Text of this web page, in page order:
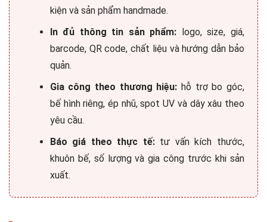
kiện và sản phẩm handmade.
In đủ thông tin sản phẩm: logo, size, giá,
barcode, QR code, chất liệu và hướng dẫn bảo
quản.
Gia công theo thương hiệu: hỗ trợ bo góc,
bế hình riêng, ép nhũ, spot UV và dây xâu theo
yêu cầu.
Báo giá theo thực tế:tư vấn kích thước,
khuôn bế, số lượng và gia công trước khi sản
xuất.